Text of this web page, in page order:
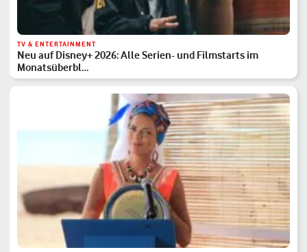
TV & ENTERTAINMENT
Neu auf Disney+ 2026: Alle Serien- und Filmstarts im
Monatsüberbl…